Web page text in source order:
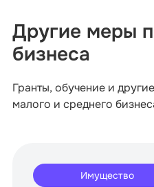
Другие меры
бизнеса
Гранты, обучение и
малого и среднего
Имущество